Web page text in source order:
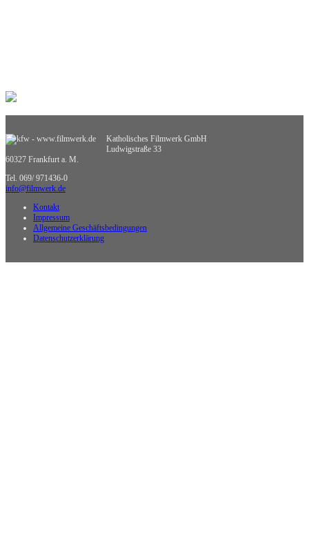
Verkehrserziehung
Wirtschaftskunde
Sachgebietsübergreifende Medien
Katholisches Filmwerk GmbH
Ludwigstraße 33
60327 Frankfurt a. M.
Tel. 069/ 971436-0
info@filmwerk.de
Kontakt
Impressum
Allgemeine Geschäftsbedingungen
Datenschutzerklärung